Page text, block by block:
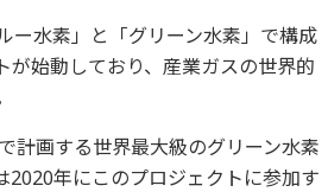
ー水素」と「グリーン水素」で構成
が始動しており、産業ガスの世界的
計画する世界最大級のグリーン水素
2020年にこのプロジェクトに参加す